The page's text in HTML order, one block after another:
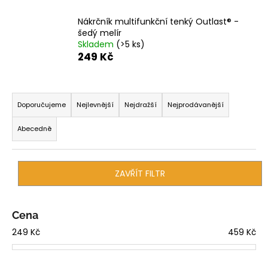
Nákrčník multifunkční tenký Outlast® -
šedý melír
Skladem (>5 ks)
249 Kč
Ř
a
z
e
n
p
o
d
u
Doporučujeme Nejlevnější Nejdražší Nejprodávanější
Abecedně
ZAVŘÍT FILTR
Cena
249 Kč 459 Kč
D
p
o
r